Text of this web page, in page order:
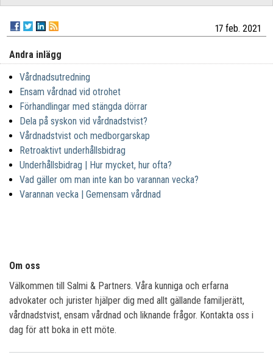
17 feb. 2021
Andra inlägg
Vårdnadsutredning
Ensam vårdnad vid otrohet
Förhandlingar med stängda dörrar
Dela på syskon vid vårdnadstvist?
Vårdnadstvist och medborgarskap
Retroaktivt underhållsbidrag
Underhållsbidrag | Hur mycket, hur ofta?
Vad gäller om man inte kan bo varannan vecka?
Varannan vecka | Gemensam vårdnad
Om oss
Välkommen till Salmi & Partners. Våra kunniga och erfarna
advokater och jurister hjälper dig med allt gällande familjerätt,
vårdnadstvist, ensam vårdnad och liknande frågor. Kontakta oss i
dag för att boka in ett möte.